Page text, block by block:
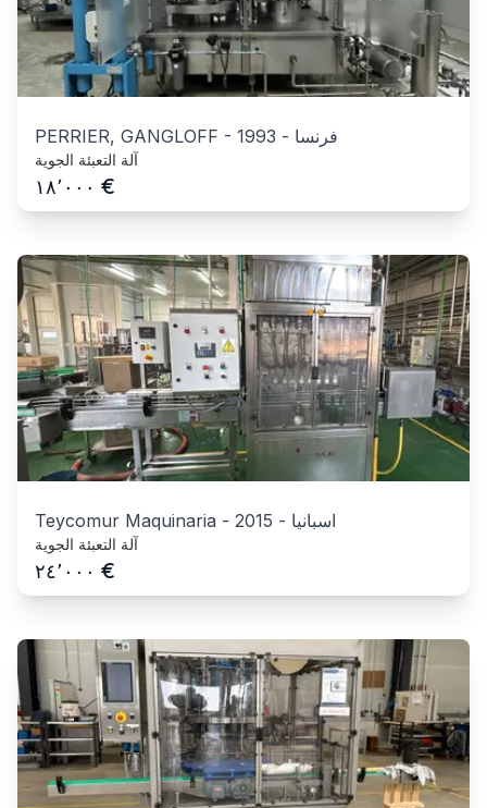
PERRIER, GANGLOFF - 1993 - فرنسا
آلة التعبئة الجوية
١٨٬٠٠٠ €
Teycomur Maquinaria - 2015 - اسبانيا
آلة التعبئة الجوية
٢٤٬٠٠٠ €